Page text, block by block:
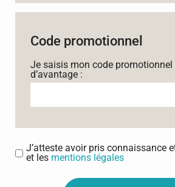
Code promotionnel
Je saisis mon code
d’avantage :
J’atteste avoir pris connaissance
et les mentions légales